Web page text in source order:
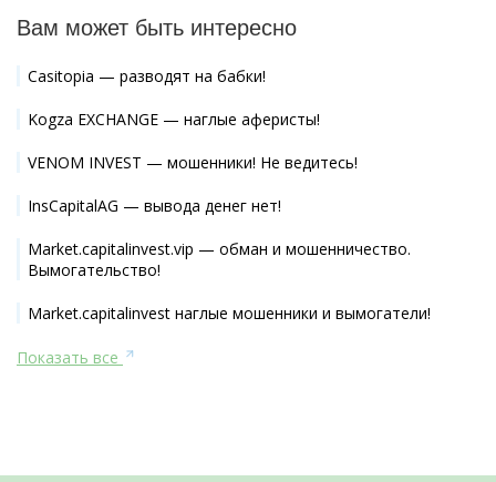
Вам может быть интересно
Casitopia — разводят на бабки!
Kogza EXCHANGE — наглые аферисты!
VENOM INVEST — мошенники! Не ведитесь!
InsCapitalAG — вывода денег нет!
Market.capitalinvest.vip — обман и мошенничество.
Вымогательство!
Market.capitalinvest наглые мошенники и вымогатели!
Показать все